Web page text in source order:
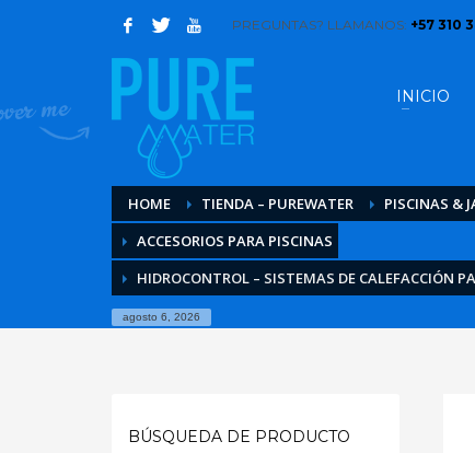
PREGUNTAS? LLAMANOS: +57 310
INICIO
HOME TIENDA – PUREWATER
PISCINAS &
ACCESORIOS PARA PISCINAS
HIDROCONTROL – SISTEMAS DE CALEFACCIÓN
agosto 6, 2026
BÚSQUEDA DE PRODUCTO